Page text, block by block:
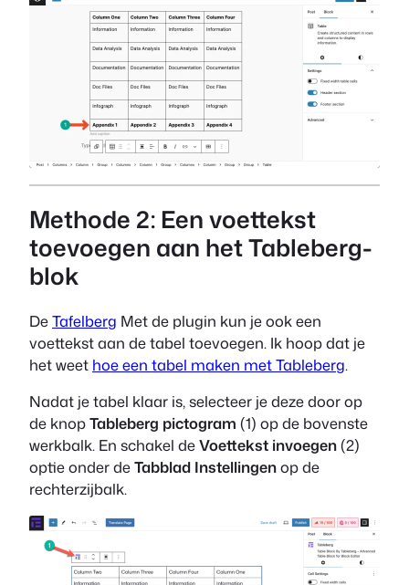
Methode 2: Een voettekst
toevoegen aan het Tableberg-
blok
DeTafelberg Met de plugin kun je ook een
voettekst aan de tabel toevoegen. Ik hoop dat je
het weet hoe een tabel maken met Tableberg.
Nadat je tabel klaar is, selecteer je deze door op
de knopTableberg pictogram (1) op de bovenste
werkbalk. En schakel deVoettekst invoegen(2)
optie onder deTabblad Instellingenop de
rechterzijbalk.